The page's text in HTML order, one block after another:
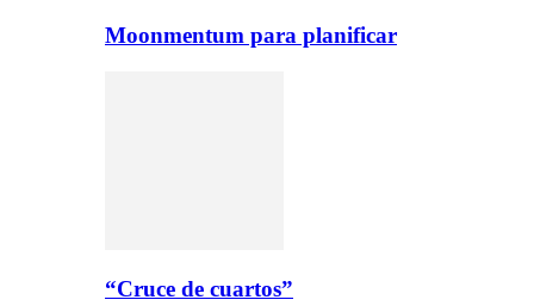
Moonmentum para planificar
“Cruce de cuartos”